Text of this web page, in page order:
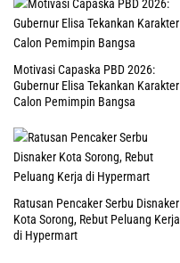
Motivasi Capaska PBD 2026:
Gubernur Elisa Tekankan Karakter
Calon Pemimpin Bangsa
Ratusan Pencaker Serbu Disnaker
Kota Sorong, Rebut Peluang Kerja
di Hypermart